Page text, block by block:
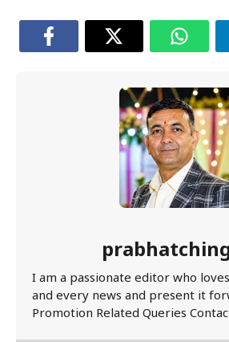
I am a passionate editor who
and every news and present it
Promotion Related Queries